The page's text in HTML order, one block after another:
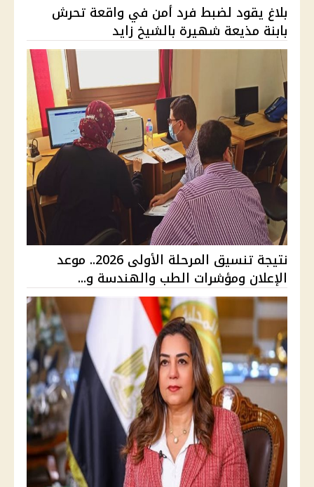
بلاغ يقود لضبط فرد أمن في واقعة تحرش
بابنة مذيعة شهيرة بالشيخ زايد
نتيجة تنسيق المرحلة الأولى 2026.. موعد
الإعلان ومؤشرات الطب والهندسة و...